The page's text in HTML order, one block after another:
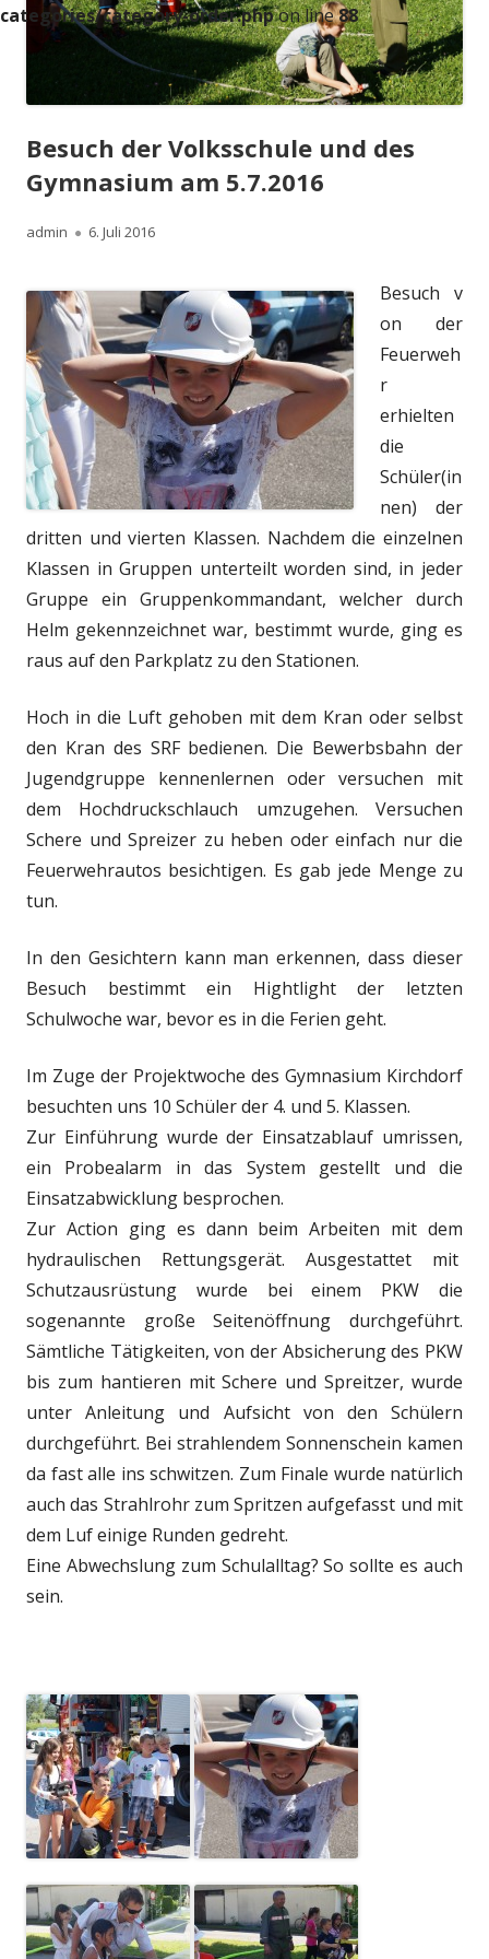
categories/category-order.phpon line88
Besuch der Volksschule und des
Gymnasium am 5.7.2016
Autor
admin
Veröffentlicht
6. Juli 2016
Besuch v
on der
Feuerweh
r
erhielten
die
Schüler(in
nen) der
dritten und vierten Klassen. Nachdem die einzelnen
Klassen in Gruppen unterteilt worden sind, in jeder
Gruppe ein Gruppenkommandant, welcher durch
Helm gekennzeichnet war, bestimmt wurde, ging es
raus auf den Parkplatz zu den Stationen.
Hoch in die Luft gehoben mit dem Kran oder selbst
den Kran des SRF bedienen. Die Bewerbsbahn der
Jugendgruppe kennenlernen oder versuchen mit
dem Hochdruckschlauch umzugehen. Versuchen
Schere und Spreizer zu heben oder einfach nur die
Feuerwehrautos besichtigen. Es gab jede Menge zu
tun.
In den Gesichtern kann man erkennen, dass dieser
Besuch bestimmt ein Hightlight der letzten
Schulwoche war, bevor es in die Ferien geht.
Im Zuge der Projektwoche des Gymnasium Kirchdorf
besuchten uns 10 Schüler der 4. und 5. Klassen.
Zur Einführung wurde der Einsatzablauf umrissen,
ein Probealarm in das System gestellt und die
Einsatzabwicklung besprochen.
Zur Action ging es dann beim Arbeiten mit dem
hydraulischen Rettungsgerät. Ausgestattet mit
Schutzausrüstung wurde bei einem PKW die
sogenannte große Seitenöffnung durchgeführt.
Sämtliche Tätigkeiten, von der Absicherung des PKW
bis zum hantieren mit Schere und Spreitzer, wurde
unter Anleitung und Aufsicht von den Schülern
durchgeführt. Bei strahlendem Sonnenschein kamen
da fast alle ins schwitzen. Zum Finale wurde natürlich
auch das Strahlrohr zum Spritzen aufgefasst und mit
dem Luf einige Runden gedreht.
Eine Abwechslung zum Schulalltag? So sollte es auch
sein.